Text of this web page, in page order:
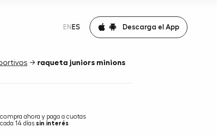
EN ES Descarga el App
→ raqueta juniors minions
compra ahora y paga a cuotas
cada 14 días sin interés